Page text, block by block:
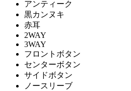
アンティーク
黒カンヌキ
赤耳
2WAY
3WAY
フロントボタン
センターボタン
サイドボタン
ノースリーブ